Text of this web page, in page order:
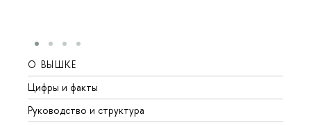
О ВЫШКЕ
Цифры и факты
Руководство и структура